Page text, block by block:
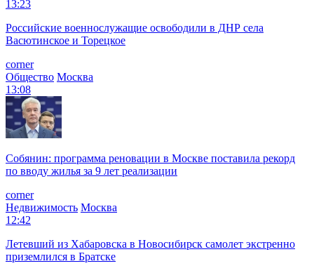
13:23
Российские военнослужащие освободили в ДНР села
Васютинское и Торецкое
corner
Общество Москва
13:08
Собянин: программа реновации в Москве поставила рекорд
по вводу жилья за 9 лет реализации
corner
Недвижимость Москва
12:42
Летевший из Хабаровска в Новосибирск самолет экстренно
приземлился в Братске